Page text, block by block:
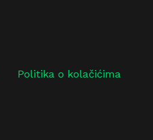
Politika o kolačićima